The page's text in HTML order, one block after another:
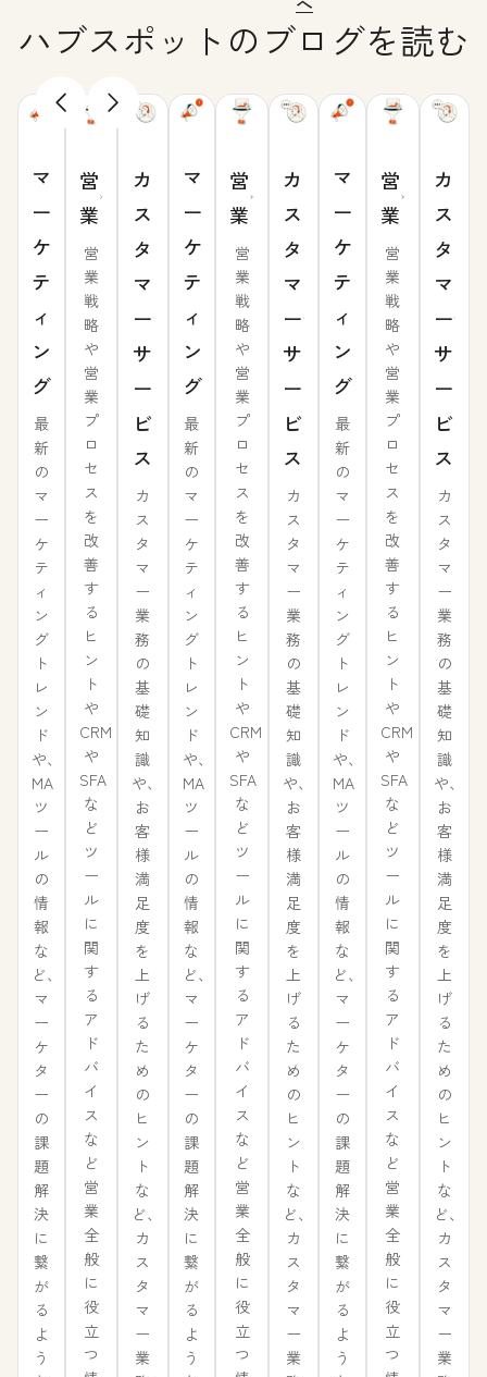
ハブスポットのブログを読む
マ
ー
ケ
テ
ィ
ン
グ
最
新
の
マ
ー
ケ
テ
ィ
ン
グ
ト
レ
ン
ド
や、
MA
ツ
ー
ル
の
情
報
な
ど、
マ
ー
ケ
タ
ー
の
課
題
解
決
に
繋
が
る
よ
う
営
業
営
業
戦
略
や
営
業
プ
ロ
セ
ス
を
改
善
す
る
ヒ
ン
ト
や
CRM
や
SFA
な
ど
ツ
ー
ル
に
関
す
る
ア
ド
バ
イ
ス
な
ど
営
業
全
般
に
役
立
つ
カ
ス
タ
マ
ー
サ
ー
ビ
ス
カ
ス
タ
マ
ー
業
務
の
基
礎
知
識
や、
お
客
様
満
足
度
を
上
げ
る
た
め
の
ヒ
ン
ト
な
ど、
カ
ス
タ
マ
ー
業
マ
ー
ケ
テ
ィ
ン
グ
最
新
の
マ
ー
ケ
テ
ィ
ン
グ
ト
レ
ン
ド
や、
MA
ツ
ー
ル
の
情
報
な
ど、
マ
ー
ケ
タ
ー
の
課
題
解
決
に
繋
が
る
よ
う
営
業
営
業
戦
略
や
営
業
プ
ロ
セ
ス
を
改
善
す
る
ヒ
ン
ト
や
CRM
や
SFA
な
ど
ツ
ー
ル
に
関
す
る
ア
ド
バ
イ
ス
な
ど
営
業
全
般
に
役
立
つ
カ
ス
タ
マ
ー
サ
ー
ビ
ス
カ
ス
タ
マ
ー
業
務
の
基
礎
知
識
や、
お
客
様
満
足
度
を
上
げ
る
た
め
の
ヒ
ン
ト
な
ど、
カ
ス
タ
マ
ー
業
マ
ー
ケ
テ
ィ
ン
グ
最
新
の
マ
ー
ケ
テ
ィ
ン
グ
ト
レ
ン
ド
や、
MA
ツ
ー
ル
の
情
報
な
ど、
マ
ー
ケ
タ
ー
の
課
題
解
決
に
繋
が
る
よ
う
営
業
営
業
戦
略
や
営
業
プ
ロ
セ
ス
を
改
善
す
る
ヒ
ン
ト
や
CRM
や
SFA
な
ど
ツ
ー
ル
に
関
す
る
ア
ド
バ
イ
ス
な
ど
営
業
全
般
に
役
立
つ
カ
ス
タ
マ
ー
サ
ー
ビ
ス
カ
ス
タ
マ
ー
業
務
の
基
礎
知
識
や、
お
客
様
満
足
度
を
上
げ
る
た
め
の
ヒ
ン
ト
な
ど、
カ
ス
タ
マ
ー
業